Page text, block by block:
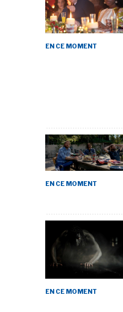
EN CE MOMENT
EN CE MOMENT
EN CE MOMENT